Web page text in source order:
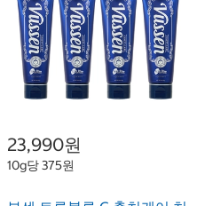
23,990원
10g당 375원